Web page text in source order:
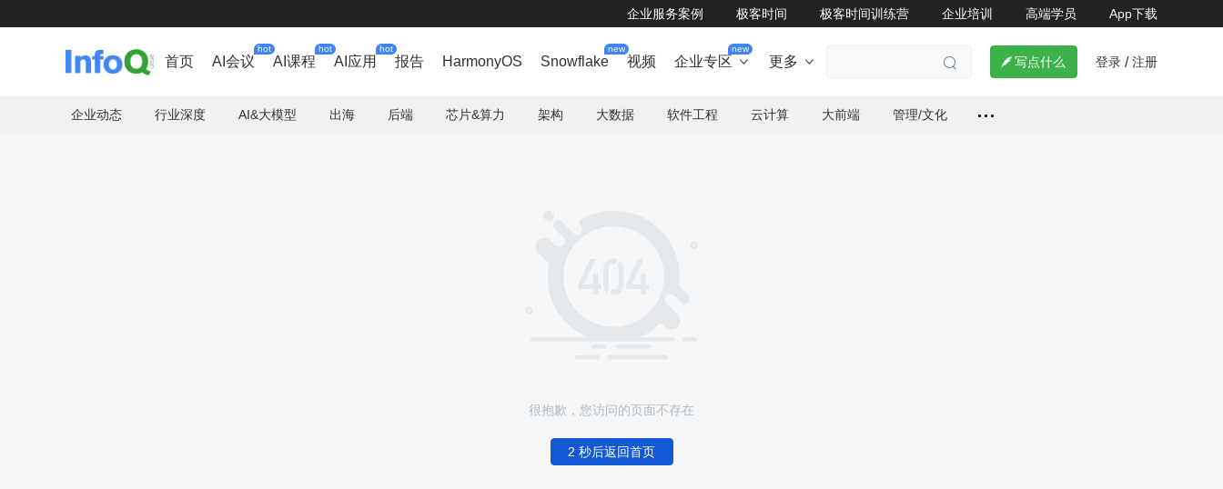
企业服务案例 极客时间 极客时间训练营 企业培训 高端学员 App下载
首页 AI会议
hot
AI课程
hot
AI应用
hot
报告 HarmonyOS Snowflake
new
视频 企业专区
new
 更多    写点什么 登录 / 注册
企业动态 行业深度 AI&大模型 出海 后端 芯片&算力 架构 大数据 软件工程 云计算 大前端 管理/文化
很抱歉，您访问的页面不存在
2 秒后返回首页